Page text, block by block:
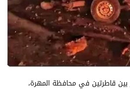
قاطرتين في محافظة المهرة،